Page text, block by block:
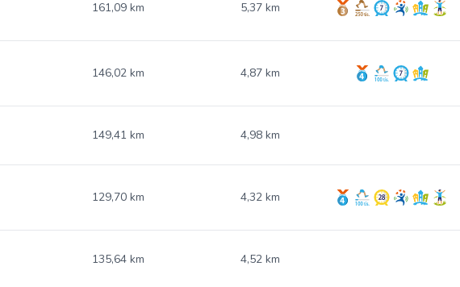
161,09 km 5,37 km
146,02 km 4,87 km
149,41 km 4,98 km
129,70 km 4,32 km
135,64 km 4,52 km